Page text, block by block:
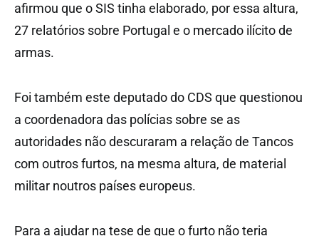
afirmou que o SIS tinha elaborado, por essa altura,
27 relatórios sobre Portugal e o mercado ilícito de
armas.
Foi também este deputado do CDS que questionou
a coordenadora das polícias sobre se as
autoridades não descuraram a relação de Tancos
com outros furtos, na mesma altura, de material
militar noutros países europeus.
Para a ajudar na tese de que o furto não teria